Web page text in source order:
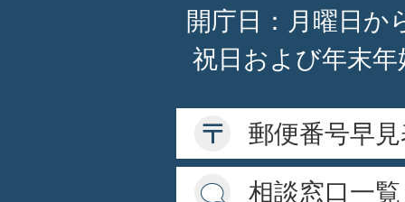
開庁日：月曜日か
祝日および年末
郵便番号早
相談窓口一覧